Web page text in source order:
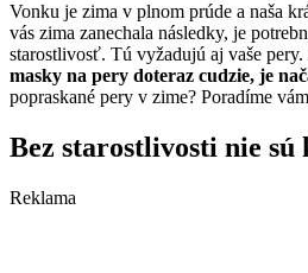
Vonku je zima v plnom prúde a naša
vás zima zanechala následky, je
starostlivosť. Tú vyžadujú aj vaše pery.
masky na pery doteraz cudzie, je
popraskané pery v zime? Poradíme
Bez starostlivosti nie sú
Reklama